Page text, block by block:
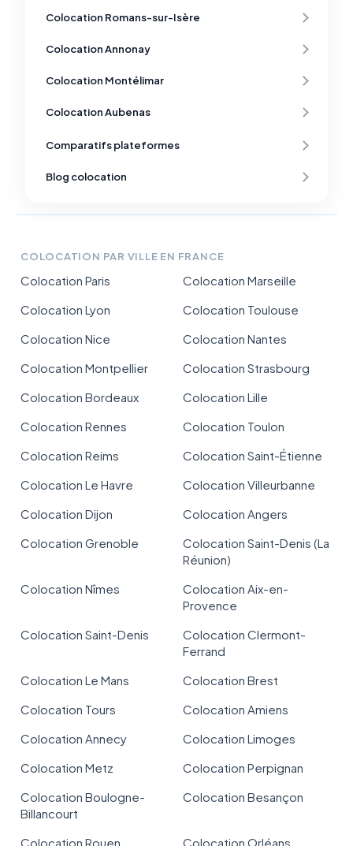
Colocation Romans-sur-Isère
Colocation Annonay
Colocation Montélimar
Colocation Aubenas
Comparatifs plateformes
Blog colocation
COLOCATION PAR VILLE EN FRANCE
Colocation Paris
Colocation Marseille
Colocation Lyon
Colocation Toulouse
Colocation Nice
Colocation Nantes
Colocation Montpellier
Colocation Strasbourg
Colocation Bordeaux
Colocation Lille
Colocation Rennes
Colocation Toulon
Colocation Reims
Colocation Saint-Étienne
Colocation Le Havre
Colocation Villeurbanne
Colocation Dijon
Colocation Angers
Colocation Grenoble
Colocation Saint-Denis (La
Réunion)
Colocation Nîmes
Colocation Aix-en-
Provence
Colocation Saint-Denis
Colocation Clermont-
Ferrand
Colocation Le Mans
Colocation Brest
Colocation Tours
Colocation Amiens
Colocation Annecy
Colocation Limoges
Colocation Metz
Colocation Perpignan
Colocation Boulogne-
Billancourt
Colocation Besançon
Colocation Rouen
Colocation Orléans